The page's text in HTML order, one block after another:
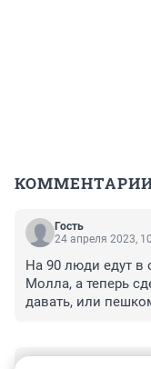
Гость
24 апреля 2023,
На 90 люди едут
Молла, а теперь
давать, или